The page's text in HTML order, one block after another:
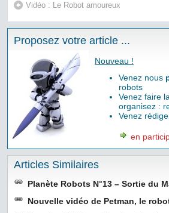
Vidéo : Le Robot amoureux
Proposez votre article ...
Nouveau !
Venez nous
robots
Venez faire la
organisez :
Venez
en
Articles Similaires
Planète Robots N°13 – Sortie du
Nouvelle vidéo de Petman, le